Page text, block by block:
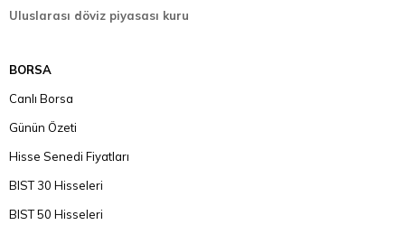
Uluslarası döviz piyasası kuru
BORSA
Canlı Borsa
Günün Özeti
Hisse Senedi Fiyatları
BIST 30 Hisseleri
BIST 50 Hisseleri